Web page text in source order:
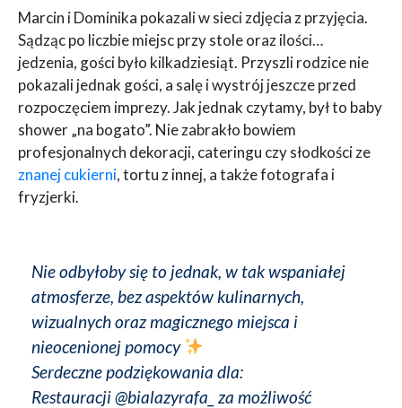
Marcin i Dominika pokazali w sieci zdjęcia z przyjęcia.
Sądząc po liczbie miejsc przy stole oraz ilości…
jedzenia, gości było kilkadziesiąt. Przyszli rodzice nie
pokazali jednak gości, a salę i wystrój jeszcze przed
rozpoczęciem imprezy. Jak jednak czytamy, był to baby
shower „na bogato”. Nie zabrakło bowiem
profesjonalnych dekoracji, cateringu czy słodkości ze
znanej cukierni, tortu z innej, a także fotografa i
fryzjerki.
Nie odbyłoby się to jednak, w tak wspaniałej
atmosferze, bez aspektów kulinarnych,
wizualnych oraz magicznego miejsca i
nieocenionej pomocy
Serdeczne podziękowania dla:
Restauracji @bialazyrafa_ za możliwość